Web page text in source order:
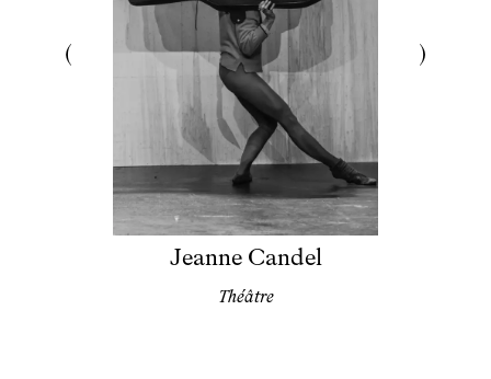
Jeanne Candel
Théâtre